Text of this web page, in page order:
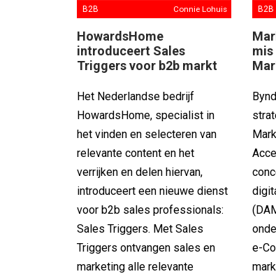
B2B Connie Lohuis
HowardsHome
introduceert Sales
Triggers voor b2b markt
Het Nederlandse bedrijf
HowardsHome, specialist in
het vinden en selecteren van
relevante content en het
verrijken en delen hiervan,
introduceert een nieuwe dienst
voor b2b sales professionals:
Sales Triggers. Met Sales
Triggers ontvangen sales en
marketing alle relevante
B2B
e-